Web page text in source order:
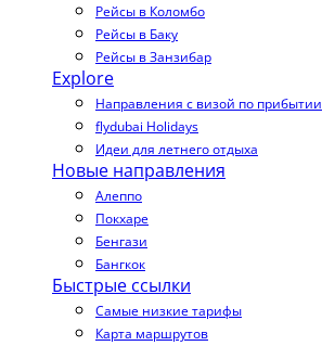
Рейсы в Коломбо
Рейсы в Баку
Рейсы в Занзибар
Explore
Направления с визой по прибытии
flydubai Holidays
Идеи для летнего отдыха
Новые направления
Алеппо
Покхаре
Бенгази
Бангкок
Быстрые ссылки
Самые низкие тарифы
Карта маршрутов